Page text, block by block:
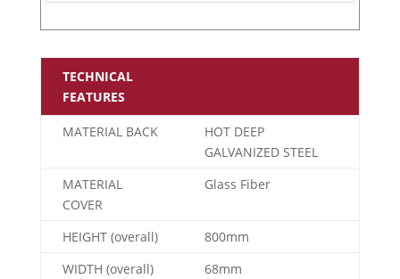
TECHNICAL
FEATURES
MATERIAL BACK
HOT DEEP
GALVANIZED STEEL
MATERIAL
COVER
Glass Fiber
HEIGHT (overall)
800mm
WIDTH (overall)
68mm